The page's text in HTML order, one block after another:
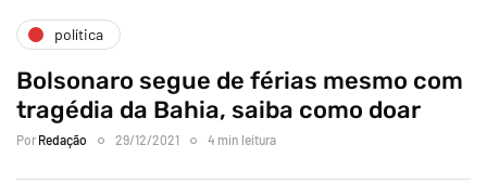
política
Bolsonaro segue de férias mesmo com
tragédia da Bahia, saiba como doar
Por Redação 29/12/2021 4 min leitura